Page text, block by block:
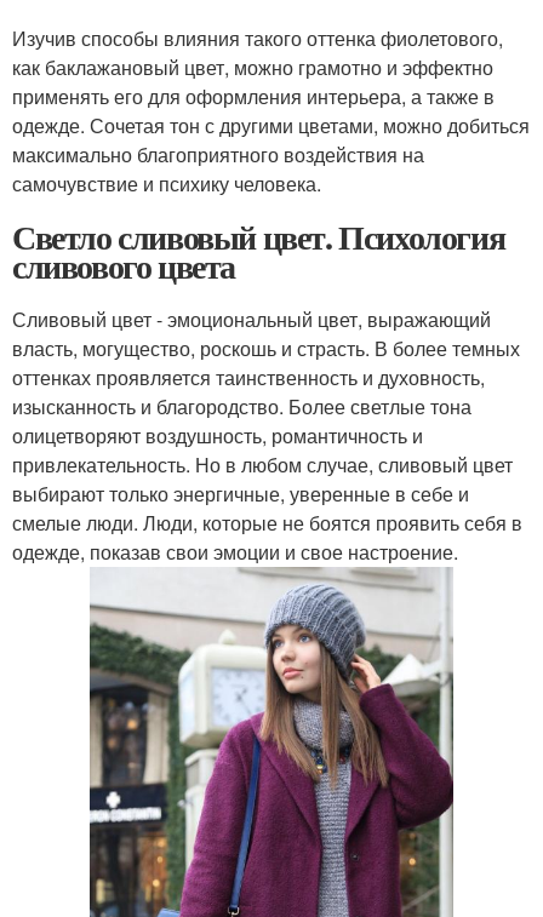
Изучив способы влияния такого оттенка фиолетового,
как баклажановый цвет, можно грамотно и эффектно
применять его для оформления интерьера, а также в
одежде. Сочетая тон с другими цветами, можно добиться
максимально благоприятного воздействия на
самочувствие и психику человека.
Светло сливовый цвет. Психология
сливового цвета
Сливовый цвет - эмоциональный цвет, выражающий
власть, могущество, роскошь и страсть. В более темных
оттенках проявляется таинственность и духовность,
изысканность и благородство. Более светлые тона
олицетворяют воздушность, романтичность и
привлекательность. Но в любом случае, сливовый цвет
выбирают только энергичные, уверенные в себе и
смелые люди. Люди, которые не боятся проявить себя в
одежде, показав свои эмоции и свое настроение.